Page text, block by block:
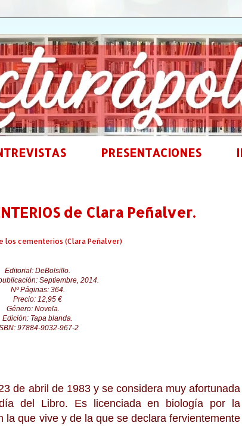
PRESENTACIONES
de Clara Peñalver.
Editorial: DeBolsillo.
Septiembre, 2014.
Nº Páginas: 364.
Precio: 12,95 €
Género: Novela.
Edición: Tapa blanda.
97884-9032-967-2
de abril de 1983 y se considera muy afortunada
del Libro. Es licenciada en biología por la
la que vive y de la que se declara fervientemente